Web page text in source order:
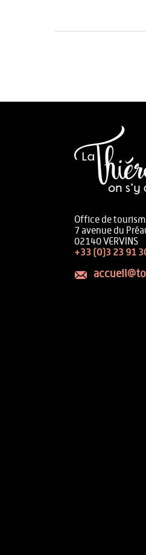
Office de
7 avenue du
02140 VERVINS
+33 (0)3 23 91